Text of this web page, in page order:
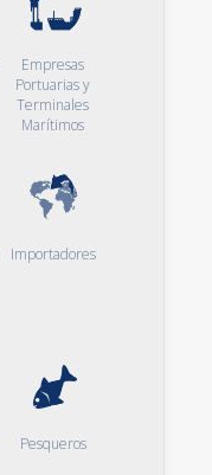
Empresas
Portuarias y
Terminales
Marítimos
Importadores
Pesqueros